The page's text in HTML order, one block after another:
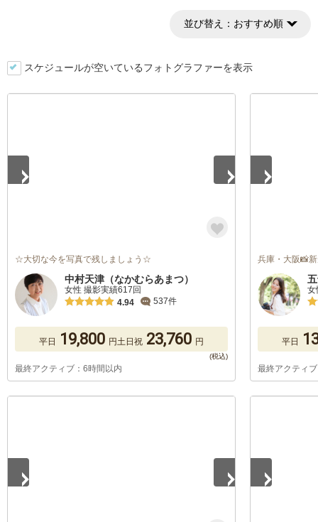
並び替え： おすすめ順
スケジュールが空いているフォトグラファーを表示
☆大切な今を写真で残しましょう☆
中村天津（なかむらあまつ）
女性 撮影実績617回
4.94
537件
平日 19,800 円土日祝 23,760 円
最終アクティブ：6時間以内
兵庫・大阪📸
女
平日
最終アクティ